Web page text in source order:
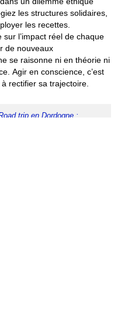
les structures solidaires,
les recettes.
l’impact réel de chaque
de nouveaux
se raisonne ni en théorie ni
Agir en conscience, c’est
rectifier sa trajectoire.
trip en Dordogne :